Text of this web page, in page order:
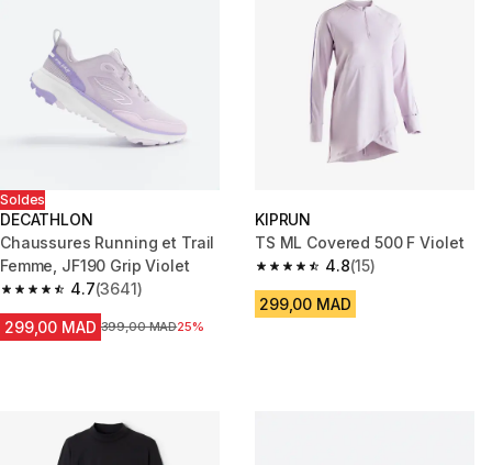
Soldes
DECATHLON
Chaussures Running et Trail
Femme, JF190 Grip Violet
4.7
4.7 out of 5 stars from 3641 reviews
(3641)
299,00 MAD Prix avant la réduction
399,00 MAD25%
KIPRUN
TS ML Covered 500 F Violet
4.8
4.8 out of 5 stars from 15
(15)
299,00 MAD